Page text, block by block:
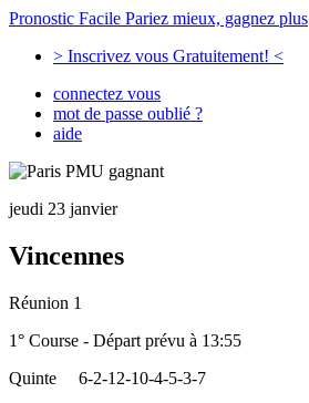
Pronostic Facile Pariez mieux, gagnez plus
> Inscrivez vous Gratuitement! <
connectez vous
mot de passe oublié ?
aide
jeudi 23 janvier
Vincennes
Réunion 1
1° Course - Départ prévu à 13:55
Quinte
6-2-12-10-4-5-3-7